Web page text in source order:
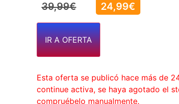
39,99€ 24,99€
IR A OFERTA
Esta oferta se publicó hace más de
continue activa, se haya agotado el
compruébelo manualmente.